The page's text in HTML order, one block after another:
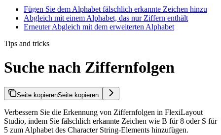
Fügen Sie dem Alphabet fälschlich erkannte Zeichen hinzu
Abgleich mit einem Alphabet, das nur Ziffern enthält
Erneuter Abgleich mit dem erweiterten Alphabet
Tips and tricks
Suche nach Ziffernfolgen
Seite kopierenSeite kopieren
Verbessern Sie die Erkennung von Ziffernfolgen in FlexiLayout
Studio, indem Sie fälschlich erkannte Zeichen wie B für 8 oder S für
5 zum Alphabet des Character String-Elements hinzufügen.